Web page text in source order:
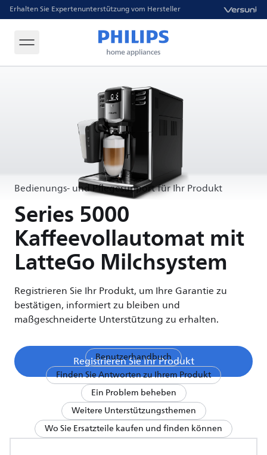
Erhalten Sie Expertenunterstützung vom Hersteller
Bedienungs- und Pflegesupport für Ihr Produkt
Series 5000
Kaffeevollautomat mit
LatteGo Milchsystem
Registrieren Sie Ihr Produkt, um Ihre Garantie zu
bestätigen, informiert zu bleiben und
maßgeschneiderte Unterstützung zu erhalten.
Registrieren Sie Ihr Produkt
Benutzerhandbuch
Finden Sie Antworten zu Ihrem Produkt
Ein Problem beheben
Weitere Unterstützungsthemen
Wo Sie Ersatzteile kaufen und finden können